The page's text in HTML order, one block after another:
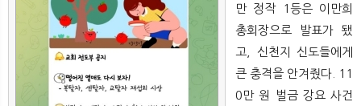
만 정작 1등은 이만희
총회장으로 발표가 됐
고, 신천지 신도들에게
큰 충격을 안겨줬다. 11
0만 원 벌금 강요 사건